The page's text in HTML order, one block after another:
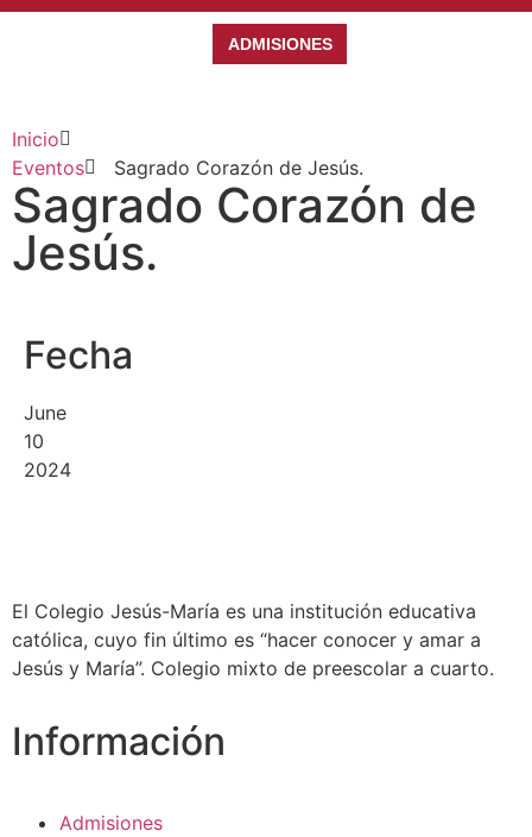
ADMISIONES
Inicio
Eventos
Sagrado Corazón de Jesús.
Sagrado Corazón de
Jesús.
Fecha
June
10
2024
El Colegio Jesús-María es una institución educativa
católica, cuyo fin último es “hacer conocer y amar a
Jesús y María”. Colegio mixto de preescolar a cuarto.
Información
Admisiones